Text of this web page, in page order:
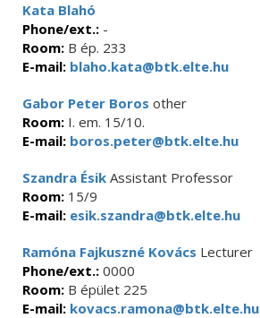
Kata Blahó
Phone/ext.: -
Room: B ép. 233
E-mail: blaho.kata@btk.elte.hu
Gabor Peter Boros other
Room: I. em. 15/10.
E-mail: boros.peter@btk.elte.hu
Szandra Ésik Assistant Professor
Room: 15/9
E-mail: esik.szandra@btk.elte.hu
Ramóna Fajkuszné Kovács Lecturer
Phone/ext.: 0000
Room: B épület 225
E-mail: kovacs.ramona@btk.elte.hu